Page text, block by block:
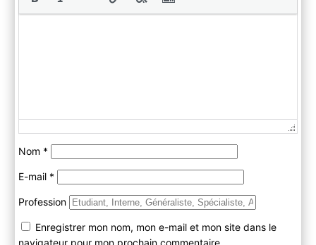
Nom *
E-mail *
Profession
Enregistrer mon nom, mon e-mail et mon site dans le